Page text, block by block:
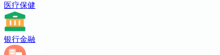
医疗保健
银行金融